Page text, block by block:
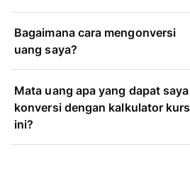
Bagaimana cara mengonversi
uang saya?
Mata uang apa yang dapat saya
konversi dengan kalkulator kurs
ini?